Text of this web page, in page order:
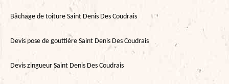
Bâchage de toiture Saint Denis Des Coudrais
Devis pose de gouttière Saint Denis Des Coudrais
Devis zingueur Saint Denis Des Coudrais